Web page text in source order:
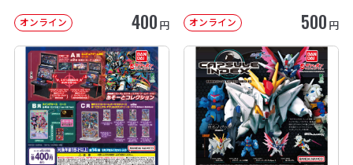
オンライン 400 円 オンライン 500 円